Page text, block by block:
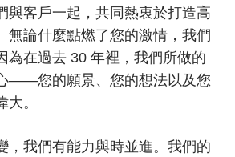
與客戶一起，共同熱衷於打造高
無論什麼點燃了您的激情，我們
為在過去 30 年裡，我們所做的
——您的願景、您的想法以及您
。
，我們有能力與時並進。我們的